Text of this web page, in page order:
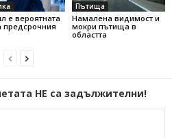
е вероятната
предсрочния
Пътища
Намалена видимост и
мокри пътища в
областта
НЕ са задължителни!